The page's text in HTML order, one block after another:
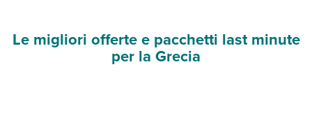
Le migliori offerte e pacchetti last minute
per la Grecia